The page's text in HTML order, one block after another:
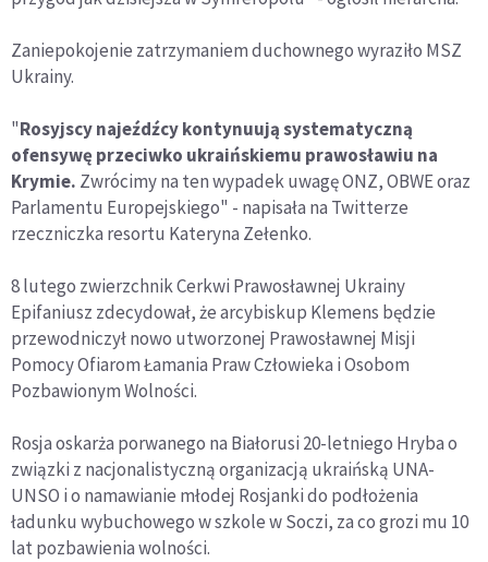
Zaniepokojenie zatrzymaniem duchownego wyraziło MSZ
Ukrainy.
"Rosyjscy najeźdźcy kontynuują systematyczną
ofensywę przeciwko ukraińskiemu prawosławiu na
Krymie. Zwrócimy na ten wypadek uwagę ONZ, OBWE oraz
Parlamentu Europejskiego" - napisała na Twitterze
rzeczniczka resortu Kateryna Zełenko.
8 lutego zwierzchnik Cerkwi Prawosławnej Ukrainy
Epifaniusz zdecydował, że arcybiskup Klemens będzie
przewodniczył nowo utworzonej Prawosławnej Misji
Pomocy Ofiarom Łamania Praw Człowieka i Osobom
Pozbawionym Wolności.
Rosja oskarża porwanego na Białorusi 20-letniego Hryba o
związki z nacjonalistyczną organizacją ukraińską UNA-
UNSO i o namawianie młodej Rosjanki do podłożenia
ładunku wybuchowego w szkole w Soczi, za co grozi mu 10
lat pozbawienia wolności.